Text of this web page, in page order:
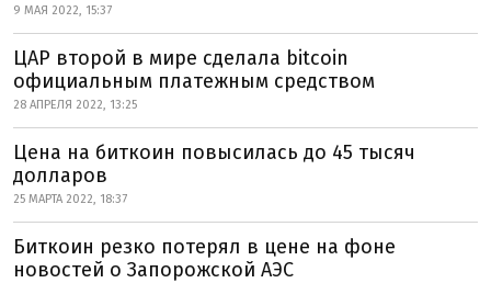
9 МАЯ 2022, 15:37
ЦАР второй в мире сделала bitcoin
официальным платежным средством
28 АПРЕЛЯ 2022, 13:25
Цена на биткоин повысилась до 45 тысяч
долларов
25 МАРТА 2022, 18:37
Биткоин резко потерял в цене на фоне
новостей о Запорожской АЭС